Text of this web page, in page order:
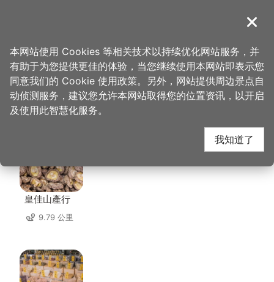
導覽
首页 > 想去的地方 > 美食、购物 > 杏芳食品店
杏芳食品店 周边店家
皇佳山產行
9.79 公里
关闭
本网站使用 Cookies 等相关技术以持续优化网站服务，并
有助于为您提供更佳的体验，当您继续使用本网站即表示您
同意我们的 Cookie 使用政策。另外，网站提供周边景点自
动侦测服务，建议您允许本网站取得您的位置资讯，以开启
及使用此智慧化服务。
我知道了